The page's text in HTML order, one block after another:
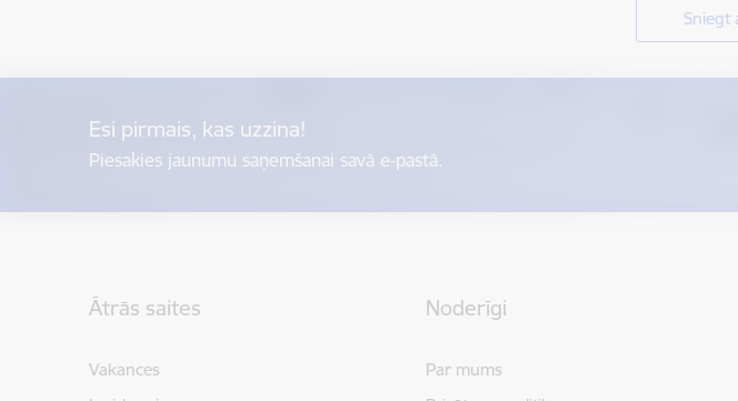
Sniegt
Esi pirmais, kas uzzina!
Piesakies jaunumu saņemšanai savā e-pastā.
Ātrās saites
Vakances
Noderīgi
Par mums